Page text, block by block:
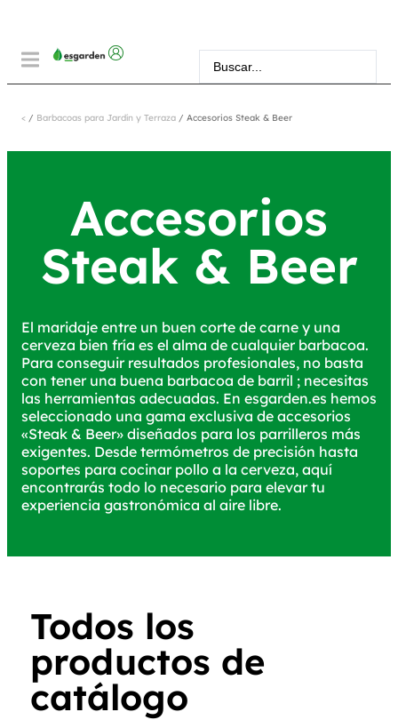
< / Barbacoas para Jardín y Terraza / Accesorios Steak & Beer
Accesorios
Steak & Beer
El maridaje entre un buen corte de carne y una
cerveza bien fría es el alma de cualquier barbacoa.
Para conseguir resultados profesionales, no basta
con tener una buena barbacoa de barril ; necesitas
las herramientas adecuadas. En esgarden.es hemos
seleccionado una gama exclusiva de accesorios
«Steak & Beer» diseñados para los parrilleros más
exigentes. Desde termómetros de precisión hasta
soportes para cocinar pollo a la cerveza, aquí
encontrarás todo lo necesario para elevar tu
experiencia gastronómica al aire libre.
Todos los
productos de
catálogo